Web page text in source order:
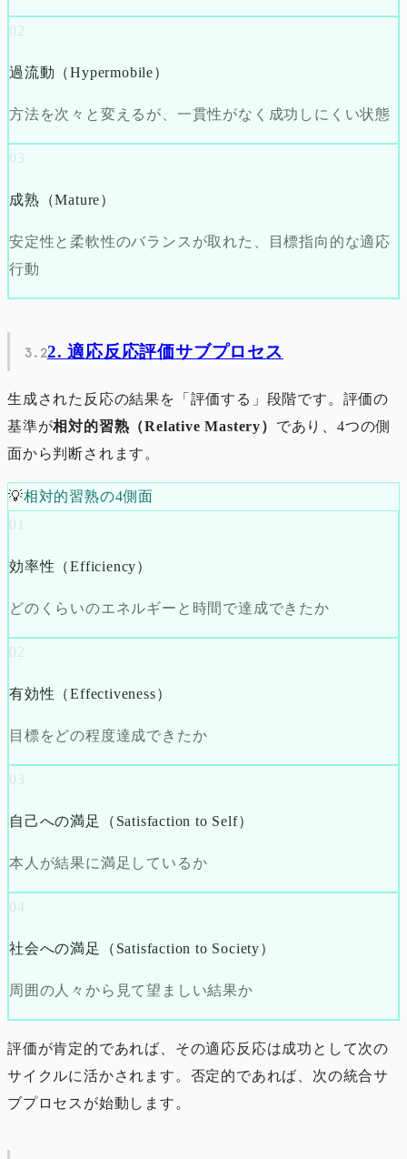
02
過流動（Hypermobile）
方法を次々と変えるが、一貫性がなく成功しにくい状態
03
成熟（Mature）
安定性と柔軟性のバランスが取れた、目標指向的な適応
行動
2. 適応反応評価サブプロセス
生成された反応の結果を「評価する」段階です。評価の
基準が相対的習熟（Relative Mastery） であり、4つの側
面から判断されます。
💡相対的習熟の4側面
01
効率性（Efficiency）
どのくらいのエネルギーと時間で達成できたか
02
有効性（Effectiveness）
目標をどの程度達成できたか
03
自己への満足（Satisfaction to Self）
本人が結果に満足しているか
04
社会への満足（Satisfaction to Society）
周囲の人々から見て望ましい結果か
評価が肯定的であれば、その適応反応は成功として次の
サイクルに活かされます。否定的であれば、次の統合サ
ブプロセスが始動します。